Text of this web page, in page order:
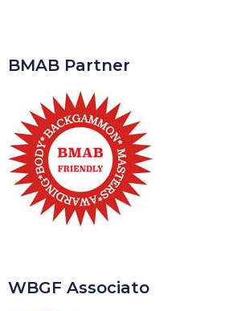
BMAB Partner
WBGF Associato